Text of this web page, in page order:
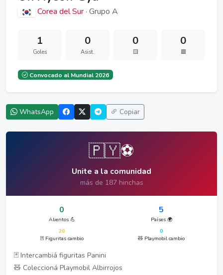
Corea del Sur · Grupo A
1
Goles
0
Asist.
0
🟨
0
🟥
Convocado al Mundial 2026
WhatsApp Copiar
🇵🇾⚽
Unite a la comunidad
más de 187 hinchas
0
Alientos 💪
5
Países 🌍
20
🃏 Figuritas cambio
0
🧸 Playmobil cambio
🃏 Intercambiá figuritas Panini
🧸 Coleccioná Playmobil Albirrojos